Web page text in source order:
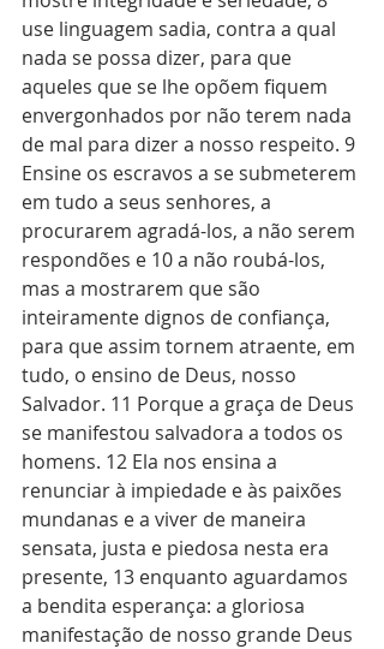
use linguagem sadia, contra a qual
nada se possa dizer, para que
aqueles que se lhe opõem fiquem
envergonhados por não terem nada
de mal para dizer a nosso respeito. 9
Ensine os escravos a se submeterem
em tudo a seus senhores, a
procurarem agradá-los, a não serem
respondões e 10 a não roubá-los,
mas a mostrarem que são
inteiramente dignos de confiança,
para que assim tornem atraente, em
tudo, o ensino de Deus, nosso
Salvador. 11 Porque a graça de Deus
se manifestou salvadora a todos os
homens. 12 Ela nos ensina a
renunciar à impiedade e às paixões
mundanas e a viver de maneira
sensata, justa e piedosa nesta era
presente, 13 enquanto aguardamos
a bendita esperança: a gloriosa
manifestação de nosso grande Deus